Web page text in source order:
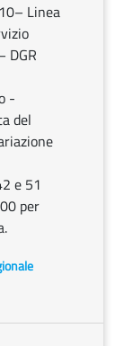
Linea
DGR
-
del
e 51
per